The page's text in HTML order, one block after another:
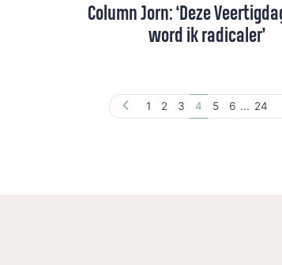
Column Jorn: ‘Deze
word ik radicaler’
zich voorgenomen deze
radicaler te worden. Niet dat hij
1 2 3 4 5 6 ... 24